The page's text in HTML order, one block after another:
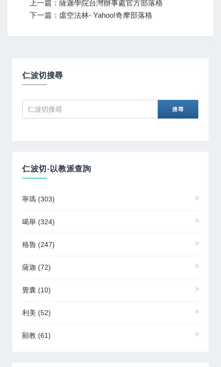
上一篇：薩迦學院台灣辦事處官方部落格
下一篇：虛空法林- Yahoo!奇摩部落格
仁波切搜尋
仁波切-以教派查詢
寧瑪 (303)
噶舉 (324)
格魯 (247)
薩迦 (72)
覺囊 (10)
利美 (52)
顯教 (61)